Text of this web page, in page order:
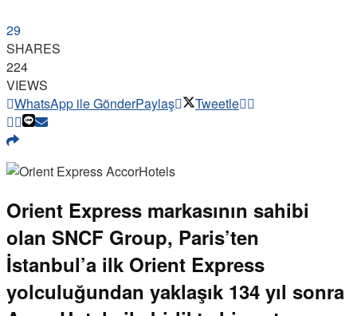
29
SHARES
224
VIEWS
WhatsApp ile GönderPaylaş Tweetle
Orient Express markasının sahibi
olan SNCF Group, Paris’ten
İstanbul’a ilk Orient Express
yolculuğundan yaklaşık 134 yıl sonra